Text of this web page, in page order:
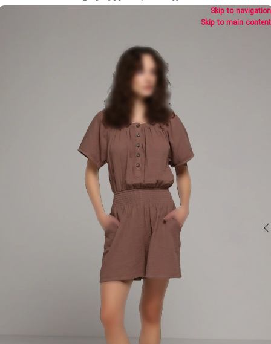
Skip to navigation
Skip to main content